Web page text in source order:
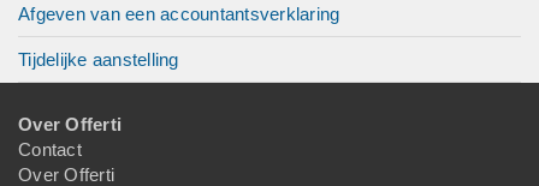
Afgeven van een accountantsverklaring
Tijdelijke aanstelling
Over Offerti
Contact
Over Offerti